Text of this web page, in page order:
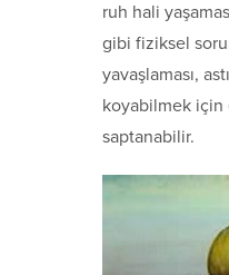
ruh hali
gibi fiziksel
yavaşlaması,
koyabilmek için
saptanabilir.